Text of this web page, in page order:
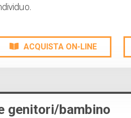
ACQUISTA ON-LINE
genitori/bambino